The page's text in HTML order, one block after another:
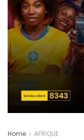
Home AFRIQUE